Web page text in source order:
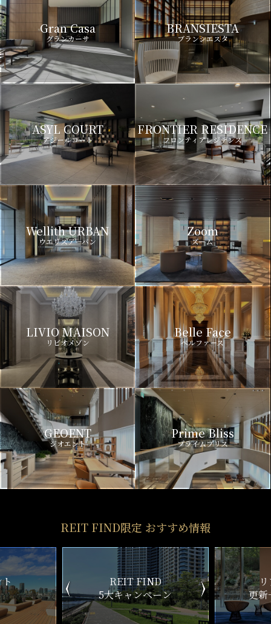
Gran Casa
グランカーサ
BRANSIESTA
ブランシエスタ
ASYL COURT
アジールコート
FRONTIER RESIDENCE
フロンティアレジデンス
Wellith URBAN
ウエリスアーバン
Zoom
ズーム
LIVIO MAISON
リビオメゾン
Belle Face
ベルファース
GEOENT
ジオエント
Prime Bliss
プライムブリス
REIT FIND限定 おすすめ情報
ン
リアルタイム
更新一覧チェック
新